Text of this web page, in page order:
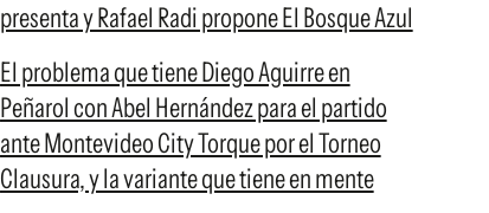
presenta y Rafael Radi propone El Bosque Azul
El problema que tiene Diego Aguirre en
Peñarol con Abel Hernández para el partido
ante Montevideo City Torque por el Torneo
Clausura, y la variante que tiene en mente